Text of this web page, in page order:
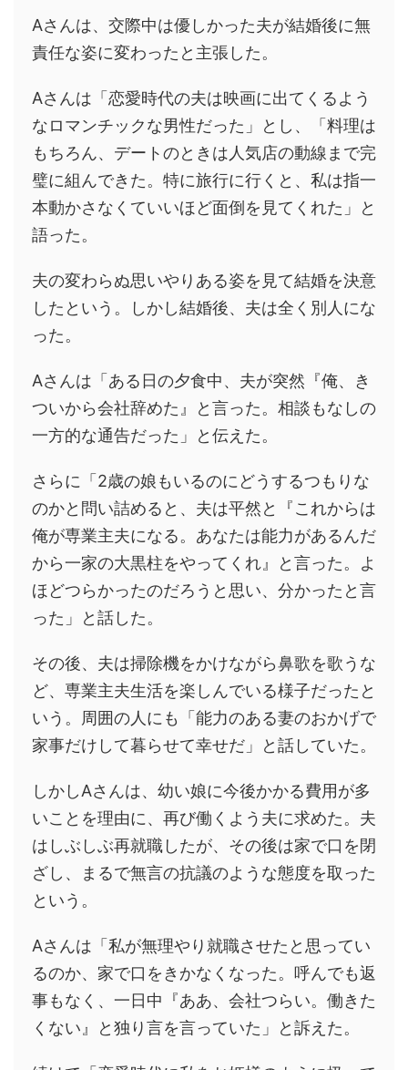
Aさんは、交際中は優しかった夫が結婚後に無
責任な姿に変わったと主張した。
Aさんは「恋愛時代の夫は映画に出てくるよう
なロマンチックな男性だった」とし、「料理は
もちろん、デートのときは人気店の動線まで完
璧に組んできた。特に旅行に行くと、私は指一
本動かさなくていいほど面倒を見てくれた」と
語った。
夫の変わらぬ思いやりある姿を見て結婚を決意
したという。しかし結婚後、夫は全く別人にな
った。
Aさんは「ある日の夕食中、夫が突然『俺、き
ついから会社辞めた』と言った。相談もなしの
一方的な通告だった」と伝えた。
さらに「2歳の娘もいるのにどうするつもりな
のかと問い詰めると、夫は平然と『これからは
俺が専業主夫になる。あなたは能力があるんだ
から一家の大黒柱をやってくれ』と言った。よ
ほどつらかったのだろうと思い、分かったと言
った」と話した。
その後、夫は掃除機をかけながら鼻歌を歌うな
ど、専業主夫生活を楽しんでいる様子だったと
いう。周囲の人にも「能力のある妻のおかげで
家事だけして暮らせて幸せだ」と話していた。
しかしAさんは、幼い娘に今後かかる費用が多
いことを理由に、再び働くよう夫に求めた。夫
はしぶしぶ再就職したが、その後は家で口を閉
ざし、まるで無言の抗議のような態度を取った
という。
Aさんは「私が無理やり就職させたと思ってい
るのか、家で口をきかなくなった。呼んでも返
事もなく、一日中『ああ、会社つらい。働きた
くない』と独り言を言っていた」と訴えた。